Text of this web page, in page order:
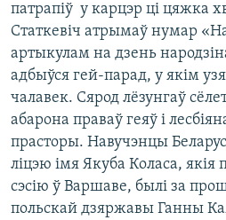
патрапіў у карцэр ці цяжка
Статкевіч атрымаў нумар
артыкулам на дзень
адбыўся гей-парад, у якім
чалавек. Сярод лёзунгаў
абарона праваў геяў і
прасторы. Навучэнцы
ліцэю імя Якуба Коласа,
сэсію ў Варшаве, былі за
польскай дзяржавы Ганны